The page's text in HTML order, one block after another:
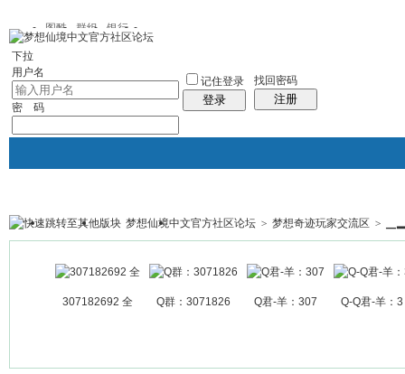
图酷 群组 银行
下拉
用户名
密 码
记住登录
登录
找回密码
注册
银行 群组聚合 我的空间
帖子
梦想仙境中文官方社区论坛 > 梦想奇迹玩家交流区 >
307182692 全 Q群：3071826 Q君-羊：307 Q-Q君-羊：3